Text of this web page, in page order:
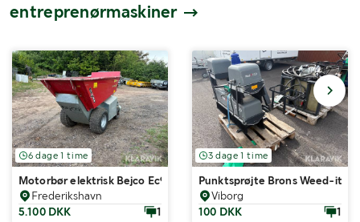
entreprenørmaskiner
6 dage 1 time
Motorbør elektrisk Bejco Ec98hss
Frederikshavn
5.100 DKK
1
3 dage 1 time
Punktsprøjte Brons Weed-it
Viborg
100 DKK
1